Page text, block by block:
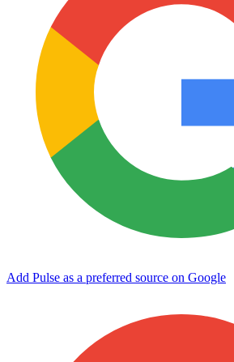
Add Pulse as a preferred source on Google